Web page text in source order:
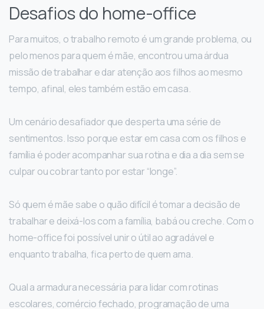
Desafios do home-office
Para muitos, o trabalho remoto é um grande problema, ou
pelo menos para quem é mãe, encontrou uma árdua
missão de trabalhar e dar atenção aos filhos ao mesmo
tempo, afinal, eles também estão em casa.
Um cenário desafiador que desperta uma série de
sentimentos. Isso porque estar em casa com os filhos e
família é poder acompanhar sua rotina e dia a dia sem se
culpar ou cobrar tanto por estar “longe”.
Só quem é mãe sabe o quão difícil é tomar a decisão de
trabalhar e deixá-los com a família, babá ou creche. Com o
home-office foi possível unir o útil ao agradável e
enquanto trabalha, fica perto de quem ama.
Qual a armadura necessária para lidar com rotinas
escolares, comércio fechado, programação de uma